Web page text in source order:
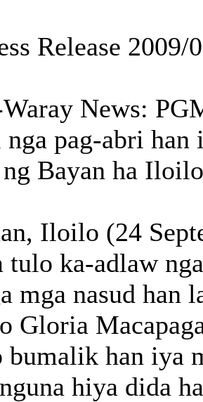
Release 2009/
News:
pag-abri han
Bayan ha Iloilo
Iloilo (24
tulo ka-adlaw
mga nasud han
Gloria
bumalik han iya
hiya dida